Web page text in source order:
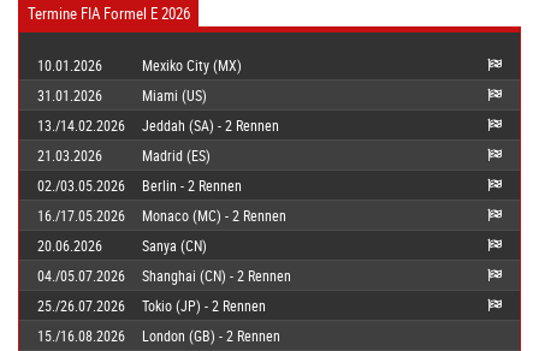
Termine FIA Formel E 2026
10.01.2026
Mexiko City (MX)
31.01.2026
Miami (US)
13./14.02.2026
Jeddah (SA) - 2 Rennen
21.03.2026
Madrid (ES)
02./03.05.2026
Berlin - 2 Rennen
16./17.05.2026
Monaco (MC) - 2 Rennen
20.06.2026
Sanya (CN)
04./05.07.2026
Shanghai (CN) - 2 Rennen
25./26.07.2026
Tokio (JP) - 2 Rennen
15./16.08.2026
London (GB) - 2 Rennen